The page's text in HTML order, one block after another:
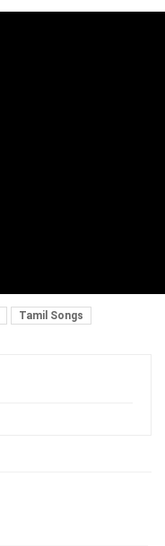
Tamil Songs